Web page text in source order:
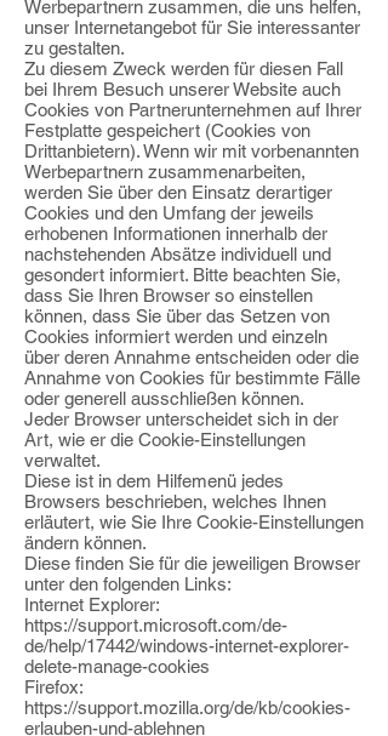
Werbepartnern zusammen, die uns helfen,
unser Internetangebot für Sie interessanter
zu gestalten.
Zu diesem Zweck werden für diesen Fall
bei Ihrem Besuch unserer Website auch
Cookies von Partnerunternehmen auf Ihrer
Festplatte gespeichert (Cookies von
Drittanbietern). Wenn wir mit vorbenannten
Werbepartnern zusammenarbeiten,
werden Sie über den Einsatz derartiger
Cookies und den Umfang der jeweils
erhobenen Informationen innerhalb der
nachstehenden Absätze individuell und
gesondert informiert. Bitte beachten Sie,
dass Sie Ihren Browser so einstellen
können, dass Sie über das Setzen von
Cookies informiert werden und einzeln
über deren Annahme entscheiden oder die
Annahme von Cookies für bestimmte Fälle
oder generell ausschließen können.
Jeder Browser unterscheidet sich in der
Art, wie er die Cookie-Einstellungen
verwaltet.
Diese ist in dem Hilfemenü jedes
Browsers beschrieben, welches Ihnen
erläutert, wie Sie Ihre Cookie-Einstellungen
ändern können.
Diese finden Sie für die jeweiligen Browser
unter den folgenden Links:
Internet Explorer:
https://support.microsoft.com/de-
de/help/17442/windows-internet-explorer-
delete-manage-cookies
Firefox:
https://support.mozilla.org/de/kb/cookies-
erlauben-und-ablehnen